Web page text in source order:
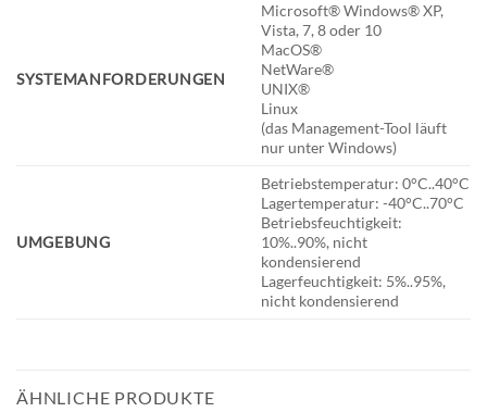
SYSTEMANFORDERUNGEN
Microsoft® Windows® XP,
Vista, 7, 8 oder 10
MacOS®
NetWare®
UNIX®
Linux
(das Management-Tool läuft
nur unter Windows)
UMGEBUNG
Betriebstemperatur: 0°C..40°C
Lagertemperatur: -40°C..70°C
Betriebsfeuchtigkeit:
10%..90%, nicht
kondensierend
Lagerfeuchtigkeit: 5%..95%,
nicht kondensierend
ÄHNLICHE PRODUKTE